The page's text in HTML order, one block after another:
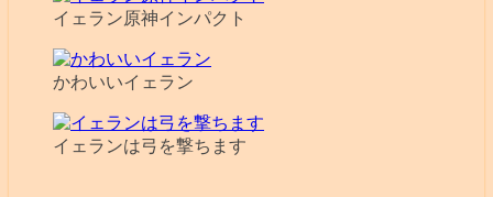
イェラン原神インパクト
かわいいイェラン
イェランは弓を撃ちます